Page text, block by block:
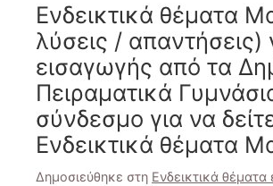
Ενδεικτικά θέματα
λύσεις / απαντήσεις)
εισαγωγής από τα
Πειραματικά
σύνδεσμο για να
Ενδεικτικά θέματα
Δημοσιεύθηκε στη Ενδεικτικά